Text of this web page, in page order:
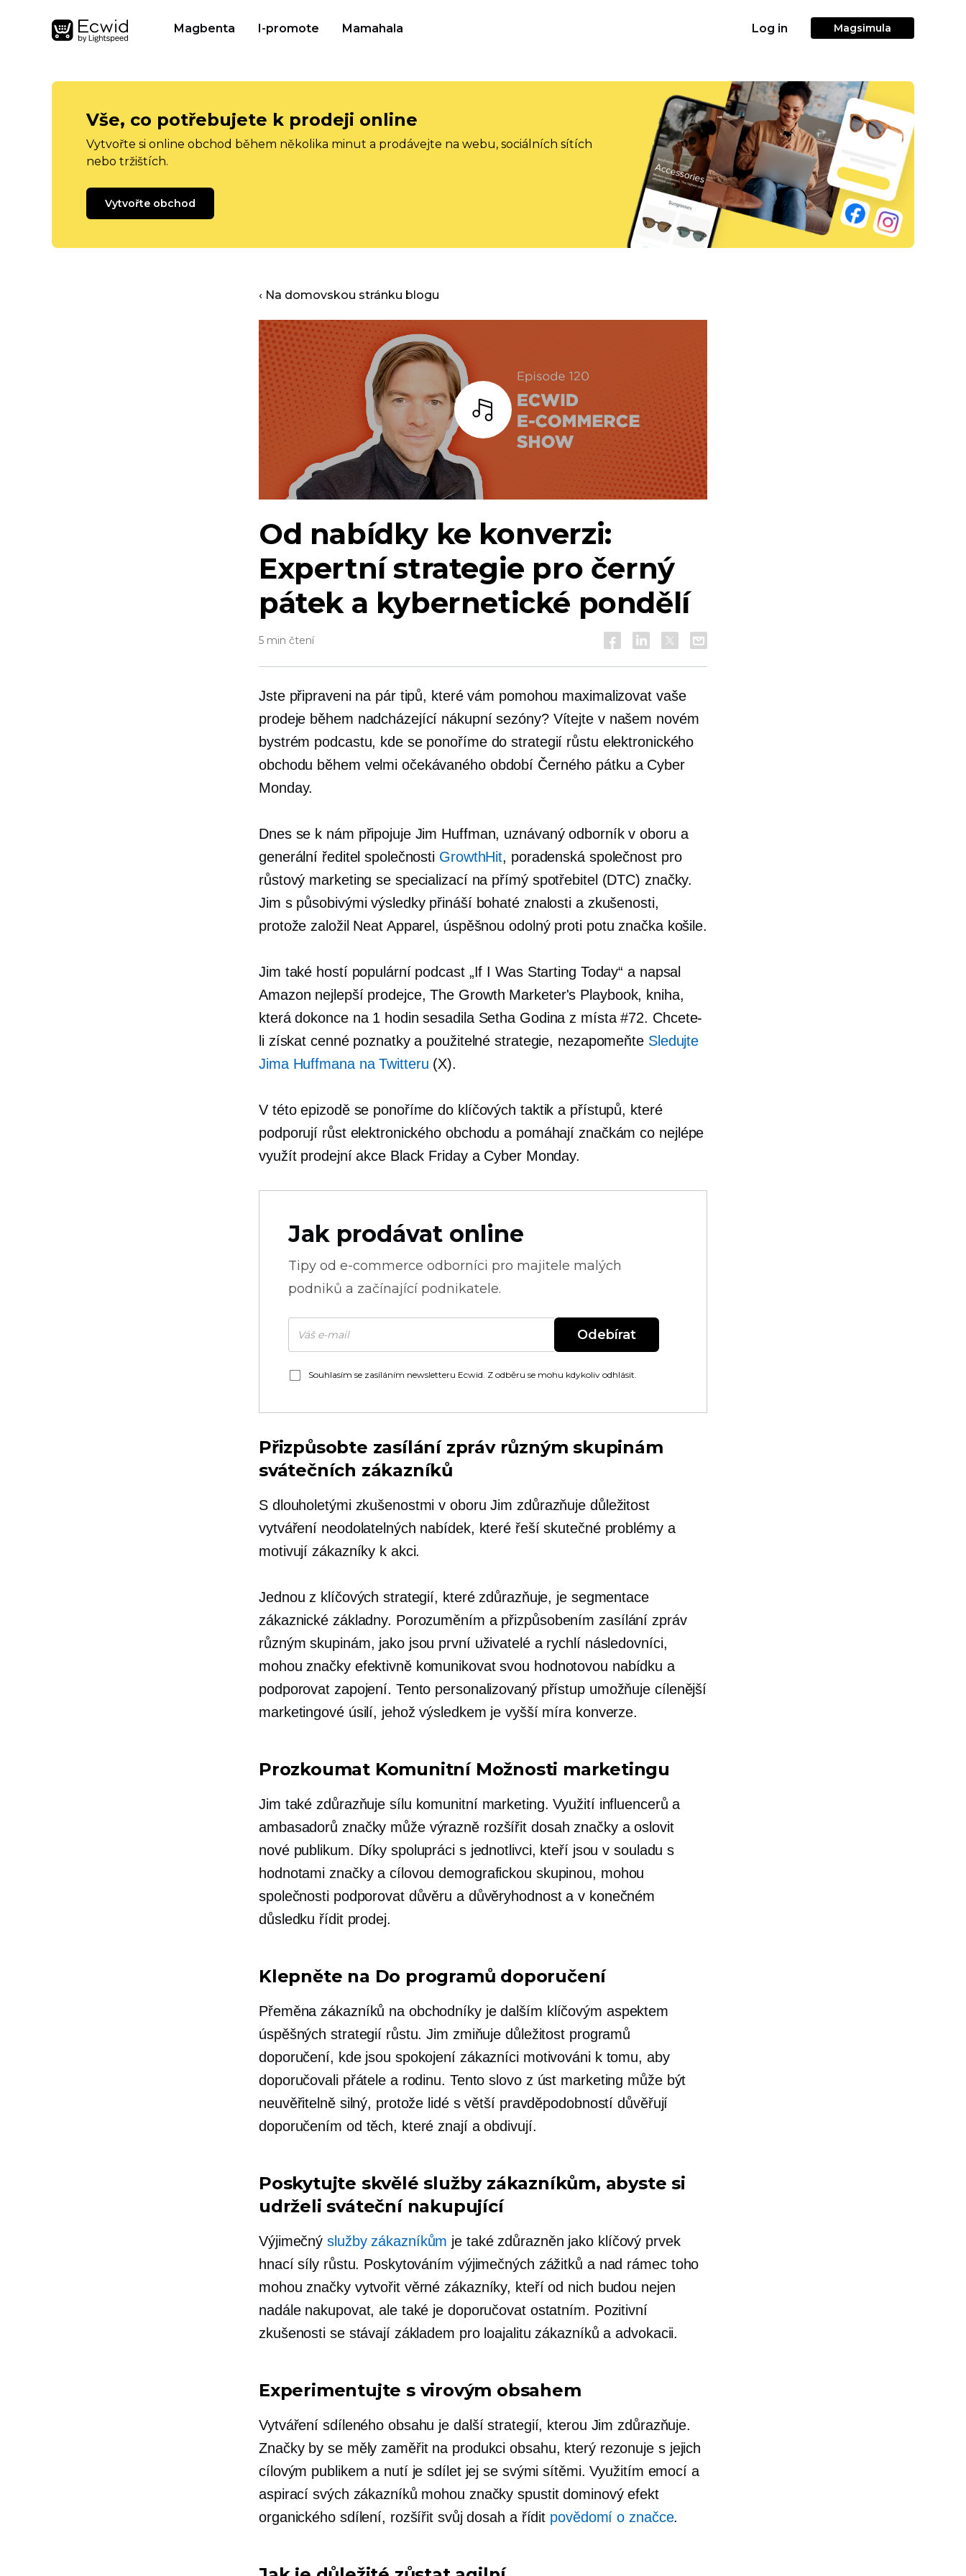
Magbenta I-promote Mamahala Log in Magsimula
Vše, co potřebujete k prodeji online
Vytvořte si online obchod během několika minut a prodávejte na webu, sociálních sítích
nebo tržištích.
Vytvořte obchod
‹ Na domovskou stránku blogu
Poslouchat
Od nabídky ke konverzi:
Expertní strategie pro černý
pátek a kybernetické pondělí
5 min čtení
Jste připraveni na pár tipů, které vám pomohou maximalizovat vaše
prodeje během nadcházející nákupní sezóny? Vítejte v našem novém
bystrém podcastu, kde se ponoříme do strategií růstu elektronického
obchodu během velmi očekávaného období Černého pátku a Cyber ​​
Monday.
Dnes se k nám připojuje Jim Huffman, uznávaný odborník v oboru a
generální ředitel společnosti GrowthHit, poradenská společnost pro
růstový marketing se specializací na přímý spotřebitel(DTC) značky.
Jim s působivými výsledky přináší bohaté znalosti a zkušenosti,
protože založil Neat Apparel, úspěšnouodolný proti potu značka košile.
Jim také hostí populární podcast „If I Was Starting Today“ a napsal
Amazon nejlepší prodejce, The Growth Marketer's Playbook, kniha,
která dokonce na 1 hodin sesadila Setha Godina z místa #72. Chcete-
li získat cenné poznatky a použitelné strategie, nezapomeňte Sledujte
Jima Huffmana na Twitteru (X).
V této epizodě se ponoříme do klíčových taktik a přístupů, které
podporují růst elektronického obchodu a pomáhají značkám co nejlépe
využít prodejní akce Black Friday a Cyber ​​Monday.
Jak prodávat online
Tipy od e-commerce odborníci pro majitele malých
podniků a začínající podnikatele.
Odebírat
Souhlasím se zasíláním newsletteru Ecwid. Z odběru se mohu kdykoliv odhlásit.
Přizpůsobte zasílání zpráv různým skupinám
svátečních zákazníků
S dlouholetými zkušenostmi v oboru Jim zdůrazňuje důležitost
vytváření neodolatelných nabídek, které řeší skutečné problémy a
motivují zákazníky k akci.
Jednou z klíčových strategií, které zdůrazňuje, je segmentace
zákaznické základny. Porozuměním a přizpůsobením zasílání zpráv
různým skupinám, jako jsou první uživatelé a rychlí následovníci,
mohou značky efektivně komunikovat svou hodnotovou nabídku a
podporovat zapojení. Tento personalizovaný přístup umožňuje cílenější
marketingové úsilí, jehož výsledkem je vyšší míra konverze.
Prozkoumat KomunitníMožnosti marketingu
Jim také zdůrazňuje sílu komunitnímarketing. Využití influencerů a
ambasadorů značky může výrazně rozšířit dosah značky a oslovit
nové publikum. Díky spolupráci s jednotlivci, kteří jsou v souladu s
hodnotami značky a cílovou demografickou skupinou, mohou
společnosti podporovat důvěru a důvěryhodnost a v konečném
důsledku řídit prodej.
Klepněte na Do programů doporučení
Přeměna zákazníků na obchodníky je dalším klíčovým aspektem
úspěšných strategií růstu. Jim zmiňuje důležitost programů
doporučení, kde jsou spokojení zákazníci motivováni k tomu, aby
doporučovali přátele a rodinu. Tentoslovo z úst marketing může být
neuvěřitelně silný, protože lidé s větší pravděpodobností důvěřují
doporučením od těch, které znají a obdivují.
Poskytujte skvělé služby zákazníkům, abyste si
udrželi sváteční nakupující
Výjimečnýslužby zákazníkům je také zdůrazněn jako klíčový prvek
hnací síly růstu. Poskytováním výjimečných zážitků a nad rámec toho
mohou značky vytvořit věrné zákazníky, kteří od nich budou nejen
nadále nakupovat, ale také je doporučovat ostatním. Pozitivní
zkušenosti se stávají základem pro loajalitu zákazníků a advokacii.
Experimentujte s virovým obsahem
Vytváření sdíleného obsahu je další strategií, kterou Jim zdůrazňuje.
Značky by se měly zaměřit na produkci obsahu, který rezonuje s jejich
cílovým publikem a nutí je sdílet jej se svými sítěmi. Využitím emocí a
aspirací svých zákazníků mohou značky spustit dominový efekt
organického sdílení, rozšířit svůj dosah a řídit povědomí o značce.